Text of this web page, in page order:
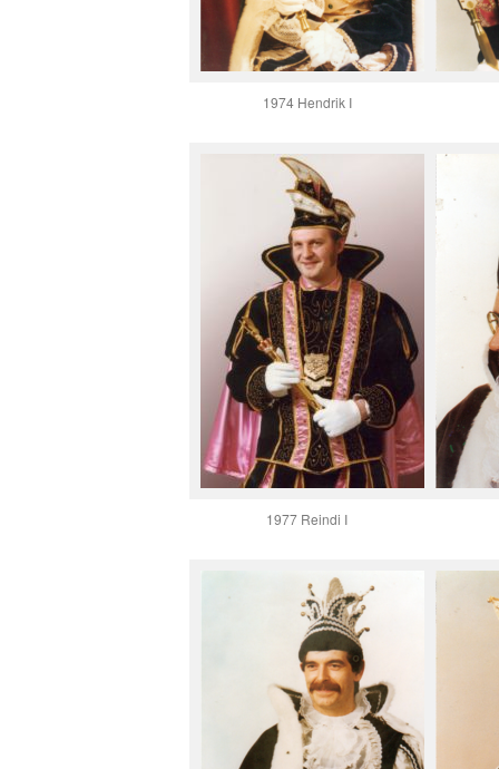
1974 Hendrik I
1977 Reindi I